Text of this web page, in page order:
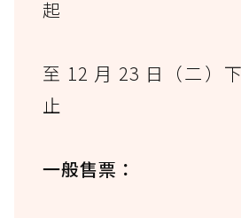
起
至 12 月 23 日（二）
止
一般售票：